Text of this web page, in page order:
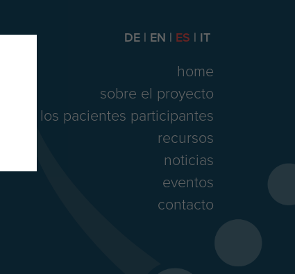
DE EN ES IT
home
sobre el proyecto
para los pacientes participantes
recursos
noticias
eventos
contacto